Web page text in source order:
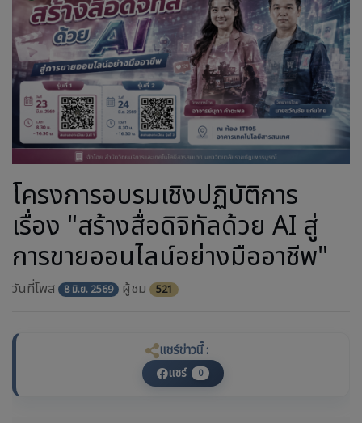
โครงการอบรมเชิงปฏิบัติการ
เรื่อง "สร้างสื่อดิจิทัลด้วย AI สู่
การขายออนไลน์อย่างมืออาชีพ"
วันที่โพส 8 มิ.ย. 2569 ผู้ชม 521
แชร์ข่าวนี้ :
แชร์ 0